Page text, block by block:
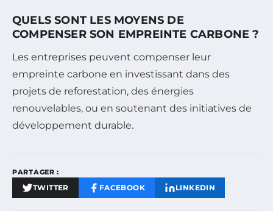
QUELS SONT LES MOYENS DE
COMPENSER SON EMPREINTE CARBONE ?
Les entreprises peuvent compenser leur
empreinte carbone en investissant dans des
projets de reforestation, des énergies
renouvelables, ou en soutenant des initiatives de
développement durable.
PARTAGER :
TWITTER FACEBOOK LINKEDIN